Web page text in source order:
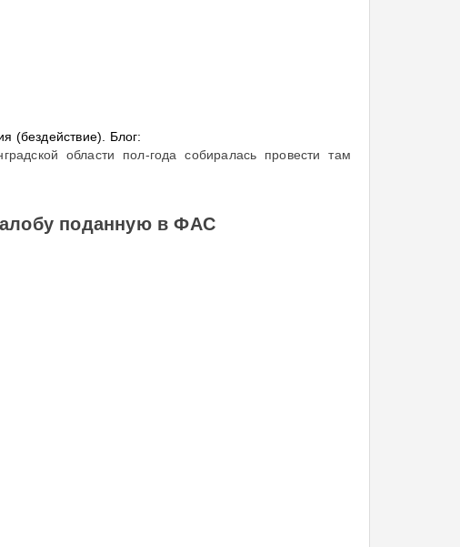
(бездействие). Блог:
области пол-года собиралась провести там
поданную в ФАС